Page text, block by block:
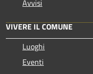
Avvisi
VIVERE IL COMUNE
Luoghi
Eventi